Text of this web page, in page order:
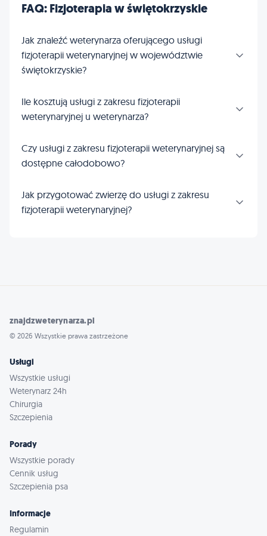
FAQ: Fizjoterapia w świętokrzyskie
Jak znaleźć weterynarza oferującego usługi
fizjoterapii weterynaryjnej w województwie
świętokrzyskie?
Ile kosztują usługi z zakresu fizjoterapii
weterynaryjnej u weterynarza?
Czy usługi z zakresu fizjoterapii weterynaryjnej są
dostępne całodobowo?
Jak przygotować zwierzę do usługi z zakresu
fizjoterapii weterynaryjnej?
znajdzweterynarza.pl
© 2026 Wszystkie prawa zastrzeżone
Usługi
Wszystkie usługi
Weterynarz 24h
Chirurgia
Szczepienia
Porady
Wszystkie porady
Cennik usług
Szczepienia psa
Informacje
Regulamin